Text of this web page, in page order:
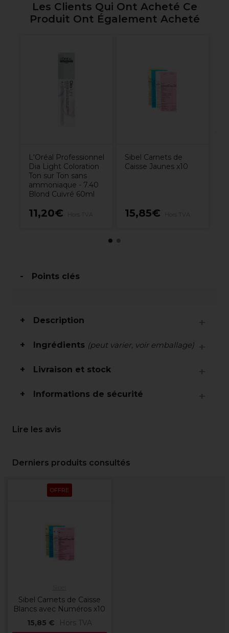
Les Clients Qui Ont Acheté Ce
Produit Ont Également Acheté
L'Oréal Professionnel
Dia Light Coloration
Ton sur Ton sans
ammoniaque - 7.40
Blond Cuivré 60ml
11,20€
Sibel Carnets de
Caisse Jaunes x10
15,85€
Points clés
Description
Ingrédients (peut varier, voir emballage)
Livraison et stock
Informations de sécurité
Lire les avis
Derniers produits consultés
OFFRE
Sibel Carnets de Caisse
Blancs avec Numéros x10
15,85 €
Hors TVA